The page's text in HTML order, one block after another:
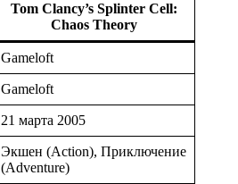
Tom Clancy’s Splinter Cell:
Chaos Theory
Gameloft
Gameloft
21 марта 2005
Экшен (Action), Приключение
(Adventure)